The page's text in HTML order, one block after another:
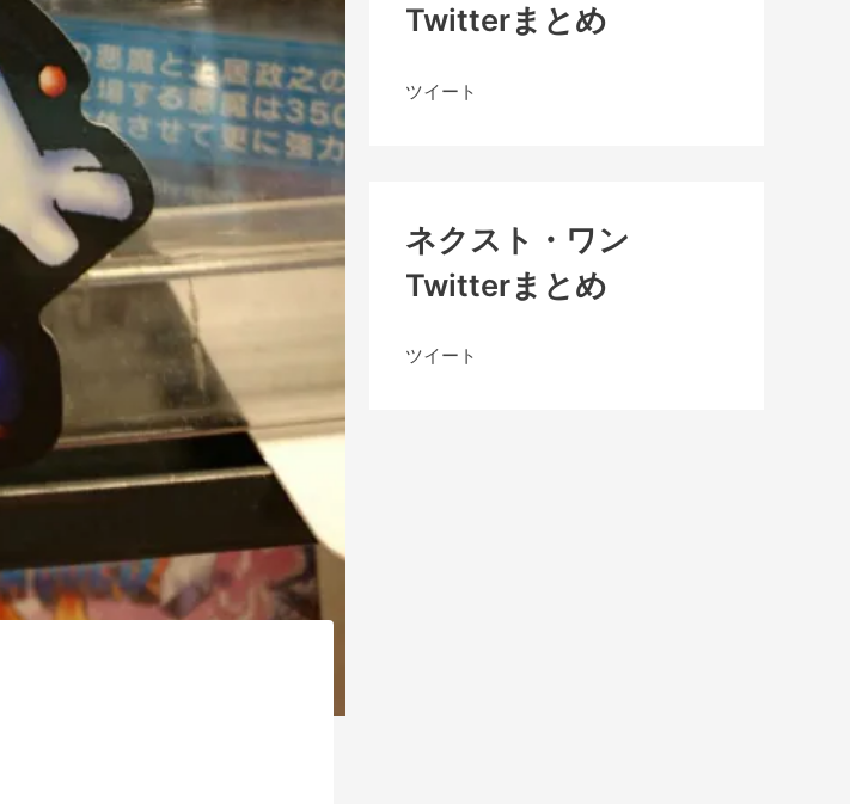
Twitterまとめ
ツイート
ネクスト・ワン
Twitterまとめ
ツイート